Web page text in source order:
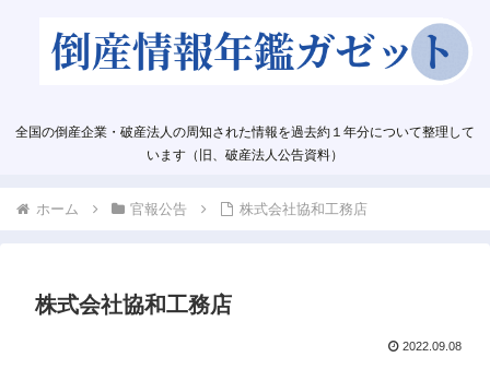
全国の倒産企業・破産法人の周知された情報を過去約１年分について整理して
います（旧、破産法人公告資料）
ホーム 官報公告 株式会社協和工務店
株式会社協和工務店
2022.09.08